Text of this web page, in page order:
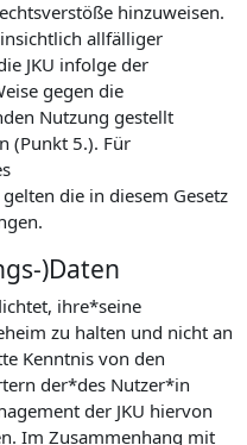
hinzuweisen.
allfälliger
JKU infolge der
gegen die
Nutzung gestellt
(Punkt 5.). Für
die in diesem Gesetz
)Daten
ihre*seine
zu halten und nicht an
Kenntnis von den
der*des Nutzer*in
der JKU hiervon
Im Zusammenhang mit